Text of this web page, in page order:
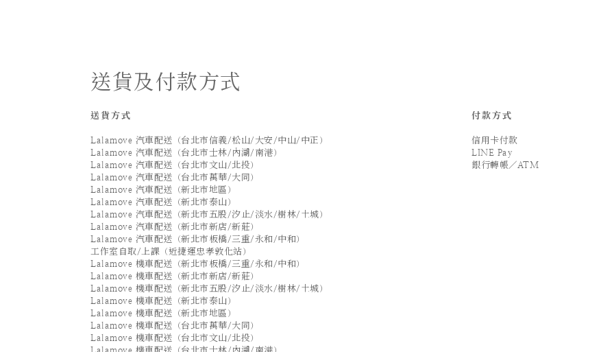
送貨及付款方式
送貨方式
Lalamove 汽車配送（台北市信義/松山/大安/中山/中正）
Lalamove 汽車配送（台北市士林/內湖/南港）
Lalamove 汽車配送（台北市文山/北投）
Lalamove 汽車配送（台北市萬華/大同）
Lalamove 汽車配送（新北市地區）
Lalamove 汽車配送（新北市泰山）
Lalamove 汽車配送（新北市五股/汐止/淡水/樹林/土城）
Lalamove 汽車配送（新北市新店/新莊）
Lalamove 汽車配送（新北市板橋/三重/永和/中和）
工作室自取/上課（近捷運忠孝敦化站）
Lalamove 機車配送（新北市板橋/三重/永和/中和）
Lalamove 機車配送（新北市新店/新莊）
Lalamove 機車配送（新北市五股/汐止/淡水/樹林/土城）
Lalamove 機車配送（新北市泰山）
Lalamove 機車配送（新北市地區）
Lalamove 機車配送（台北市萬華/大同）
Lalamove 機車配送（台北市文山/北投）
付款方式
信用卡付款
LINE Pay
銀行轉帳／ATM